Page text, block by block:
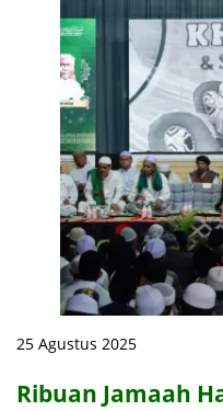
25 Agustus 2025
Ribuan Jamaah